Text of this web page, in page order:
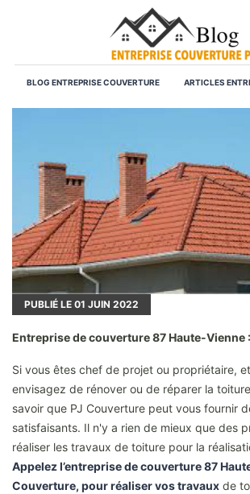
BLOG ENTREPRISE COUVERTURE ARTICLES
PUBLIÉ LE 01 JUIN 2022
Entreprise de couverture 87 Haute-Vienne
Si vous êtes chef de projet ou propriétaire,
envisagez de rénover ou de réparer la
savoir que PJ Couverture peut vous fournir
satisfaisants. Il n'y a rien de mieux que des
réaliser les travaux de toiture pour la
Appelez l’entreprise de couverture 87
Couverture, pour réaliser vos travaux de